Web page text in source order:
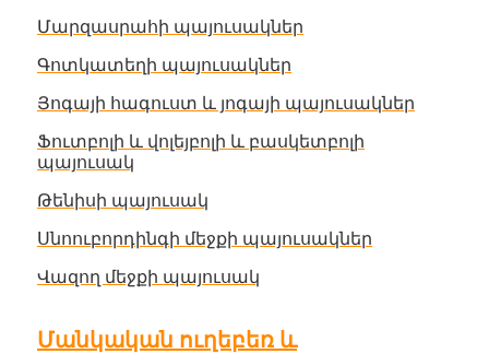
Մարզասրահի պայուսակներ
Գոտկատեղի պայուսակներ
Յոգայի հագուստ և յոգայի պայուսակներ
Ֆուտբոլի և վոլեյբոլի և բասկետբոլի
պայուսակ
Թենիսի պայուսակ
Սնոուբորդինգի մեջքի պայուսակներ
Վազող մեջքի պայուսակ
Մանկական ուղեբեռ և